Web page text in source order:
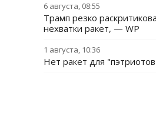
6 августа, 08:55
Трамп резко
нехватки ракет, — WP
1 августа, 10:36
Нет ракет для